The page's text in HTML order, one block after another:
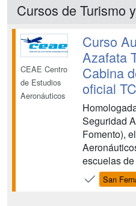
principales
forma...
Cursos de Turismo
CEAE Centro
de Estudios
Aeronáuticos
Curso
Azafata
Cabina
oficial
Seguridad
Fomento),
escuelas
Tripulante
Cursos de
San